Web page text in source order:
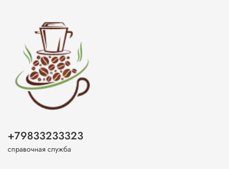
+79833233323
справочная служба